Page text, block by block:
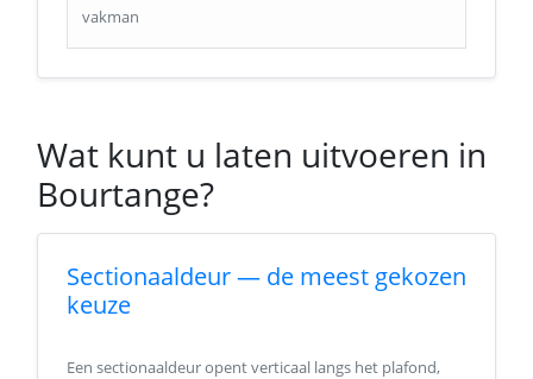
vakman
Wat kunt u laten uitvoeren in
Bourtange?
Sectionaaldeur — de meest gekozen
keuze
Een sectionaaldeur opent verticaal langs het plafond,